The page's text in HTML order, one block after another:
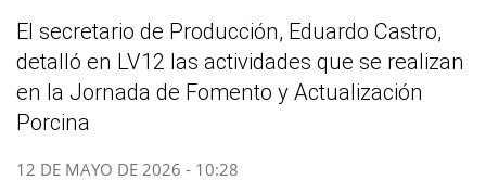
El secretario de Producción, Eduardo Castro,
detalló en LV12 las actividades que se realizan
en la Jornada de Fomento y Actualización
Porcina
12 DE MAYO DE 2026 - 10:28